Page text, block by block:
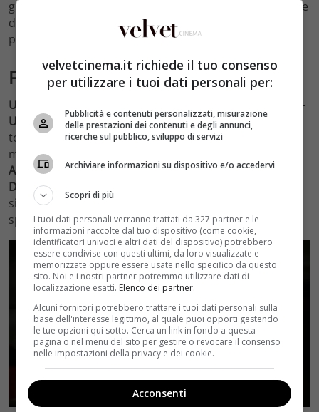
grado di poter creare grande preoccupazione nel cuore
di chi lo guardo ma anche stupore oltre a un velo di
polemica. Ce ne sono però tanti altri.
Film horror di Natale, cosa succede?
Un altro film horror di Natale è Trasporto Eccezionale –
Un racconto di Natale del 2010.In Lapponia c’è una
tomba intrappolata nel ghiaccio dove c’è una creatura
mitologica decisamente spaventosa.
American Horror Stories vediamo uno stravagante
Denny Trejo
simpatica e molto ironica, arrivando come capita
spesso con i suoi personaggi.
velvetcinema.it richiede il tuo consenso
per utilizzare i tuoi dati personali per:
Pubblicità e contenuti personalizzati, misurazione
delle prestazioni dei contenuti e degli annunci,
ricerche sul pubblico, sviluppo di servizi
Archiviare informazioni su dispositivo e/o accedervi
Scopri di più
I tuoi dati personali verranno trattati da 327 partner e le
informazioni raccolte dal tuo dispositivo (come cookie,
identificatori univoci e altri dati del dispositivo) potrebbero
essere condivise con questi ultimi, da loro visualizzate e
memorizzate oppure essere usate nello specifico da questo
sito. Noi e i nostri partner potremmo utilizzare dati di
localizzazione esatti. Elenco dei partner.
Alcuni fornitori potrebbero trattare i tuoi dati personali sulla
base dell'interesse legittimo, al quale puoi opporti gestendo
le tue opzioni qui sotto. Cerca un link in fondo a questa
pagina o nel menu del sito per gestire o revocare il consenso
nelle impostazioni della privacy e dei cookie.
Acconsenti